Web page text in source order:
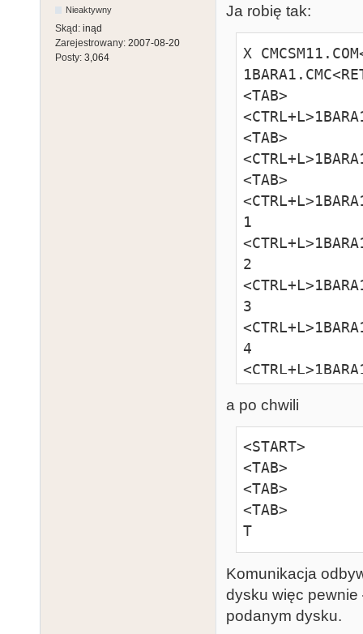
Nieaktywny
Skąd: inąd
Zarejestrowany: 2007-08-20
Posty: 3,064
Ja robię tak:
X
<TAB>
<TAB>
<TAB>
1
2
3
4
5
<TAB>
<TAB>
<TAB>
<CTRL+P>
a po chwili
<START>
<TAB>
<TAB>
<TAB>
T
Komunikacja
dysku więc pewnie
podanym dysku.